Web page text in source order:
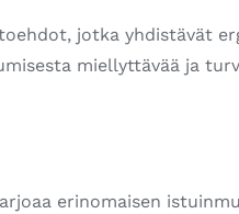
jotka yhdistävät
miellyttävää ja
erinomaisen